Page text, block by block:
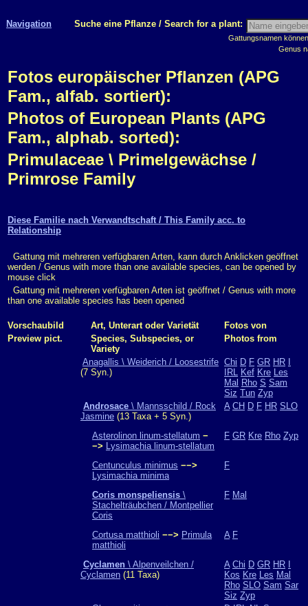
Navigation Suche eine Pflanze / Search for a plant:
Gattungsnamen
Genus
Fotos europäischer Pflanzen (APG
Fam., alfab. sortiert):
Photos of European Plants (APG
Fam., alphab. sorted):
Primulaceae \ Primelgewächse /
Primrose Family
Diese Familie nach Verwandtschaft / This Family acc. to
Relationship
Gattung mit mehreren verfügbaren Arten, kann durch Anklicken geöffnet
werden / Genus with more than one available species, can be opened by
mouse click
Gattung mit mehreren verfügbaren Arten ist geöffnet / Genus with more
than one available species has been opened
Vorschaubild Art, Unterart oder Varietät
Fotos von
Preview pict.
Species, Subspecies, or
Variety
Photos from
Anagallis \ Weiderich / Loosestrife
(7 Syn.)
Chi D F GR HR
IRL Kef Kre Les
Mal Rho S Sam
Siz Tun Zyp
Androsace \ Mannsschild / Rock
Jasmine (13 Taxa + 5 Syn.)
A CH D F HR SLO
Asterolinon linum-stellatum −
−> Lysimachia linum-stellatum
F GR Kre Rho Zyp
Centunculus minimus −−>
Lysimachia minima
F
Coris monspeliensis \
Stachelträubchen / Montpellier
Coris
F Mal
Cortusa matthioli −−> Primula
matthioli
A F
Cyclamen \ Alpenveilchen /
Cyclamen (11 Taxa)
A Chi D GR HR
Kos Kre Les Mal
Rho SLO Sam Sar
Siz Zyp